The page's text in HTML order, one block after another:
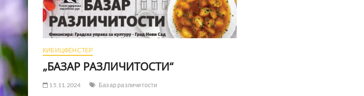
КИБИЦФЕНСТЕР
„БАЗАР РАЗЛИЧИТОСТИ“
15.11.2024 Базар различитости